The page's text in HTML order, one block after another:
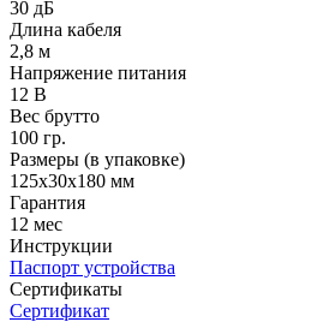
30 дБ
Длина кабеля
2,8 м
Напряжение питания
12 В
Вес брутто
100 гр.
Размеры (в упаковке)
125х30х180 мм
Гарантия
12 мес
Инструкции
Паспорт устройства
Сертификаты
Сертификат